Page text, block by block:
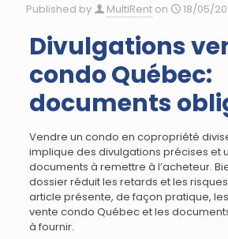
Published by MultiRent on 18/05/
Divulgations
condo Québec:
documents
Vendre un condo en copropriété
implique des divulgations précises et
documents à remettre à l’acheteur.
dossier réduit les retards et les
article présente, de façon pratique,
vente condo Québec et les
à fournir.